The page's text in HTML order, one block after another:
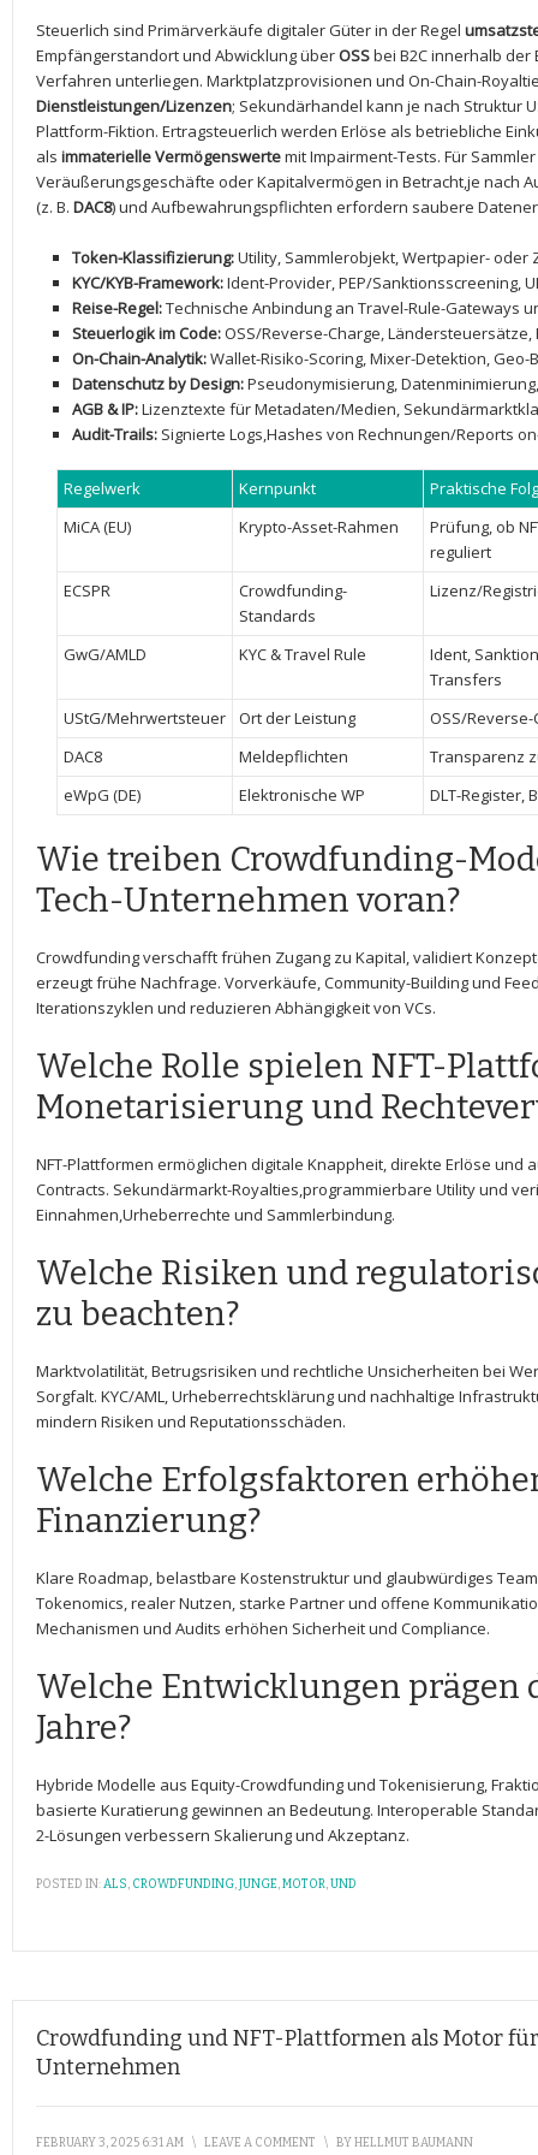
Steuerlich sind Primärverkäufe digitaler ⁤Güter in der Regel
Empfängerstandort und ‌Abwicklung überOSSbei B2C innerhalb der
Verfahren unterliegen. Marktplatzprovisionen ⁢und On-Chain-
Dienstleistungen/Lizenzen; Sekundärhandel kann je nach Struktur‌
Plattform-Fiktion. Ertragsteuerlich werden Erlöse als⁢ betriebliche
als immaterielle⁢ Vermögenswerte⁢mit Impairment-Tests. Für
Veräußerungsgeschäfte oder‍ Kapitalvermögen in Betracht,je nach
(z. B. DAC8) und Aufbewahrungspflichten erfordern saubere
Token-Klassifizierung:Utility, Sammlerobjekt, Wertpapier-
KYC/KYB-Framework:Ident-Provider, PEP/Sanktionsscreening,
Reise-Regel:Technische Anbindung an Travel-Rule-Gateways
Steuerlogik im Code:OSS/Reverse-Charge,
On-Chain-Analytik:‌Wallet-Risiko-Scoring, Mixer-Detektion,
Datenschutz by Design:Pseudonymisierung,
AGB & IP:Lizenztexte für Metadaten/Medien,
Audit-Trails: Signierte​ Logs,Hashes von Rechnungen/Reports
Regelwerk Kernpunkt
Praktische
MiCA (EU)
Krypto-Asset-Rahmen
Prüfung, ob
reguliert
ECSPR
Crowdfunding-
Standards
Lizenz/
GwG/AMLD KYC & Travel Rule
Ident,
Transfers
UStG/Mehrwertsteuer
Ort der Leistung
OSS/
DAC8
Meldepflichten
Transparenz
eWpG (DE)
Elektronische WP DLT-Register,
Wie treiben Crowdfunding-
Tech-Unternehmen‌ voran?
Crowdfunding verschafft frühen Zugang⁤ zu Kapital, validiert
erzeugt frühe Nachfrage. Vorverkäufe, Community-Building und
⁢Iterationszyklen​ und reduzieren Abhängigkeit von VCs.
Welche Rolle spielen NFT-
Monetarisierung und
NFT-Plattformen ermöglichen digitale Knappheit, direkte Erlöse und
‍Contracts. Sekundärmarkt-Royalties,programmierbare Utility und
Einnahmen,Urheberrechte und Sammlerbindung.
Welche Risiken und⁣
zu‌ beachten?
Marktvolatilität, Betrugsrisiken und rechtliche Unsicherheiten bei
Sorgfalt. KYC/AML, Urheberrechtsklärung und nachhaltige
mindern Risiken und Reputationsschäden.
Welche Erfolgsfaktoren
Finanzierung?
Klare Roadmap, belastbare⁣ Kostenstruktur und glaubwürdiges
Tokenomics, realer Nutzen, starke Partner und offene
Mechanismen und Audits erhöhen‍ Sicherheit und Compliance.
Welche Entwicklungen prägen
Jahre?
Hybride Modelle ⁢aus Equity-Crowdfunding und ⁢Tokenisierung,
basierte Kuratierung gewinnen an Bedeutung. Interoperable
2-Lösungen verbessern Skalierung und Akzeptanz.
POSTED IN:ALS, CROWDFUNDING,JUNGE,MOTOR,UND
Crowdfunding und NFT-Plattformen als Motor
Unternehmen
FEBRUARY 3, 2025 6:31 AM \ LEAVE A COMMENT \ BYHELLMUT BAUMANN